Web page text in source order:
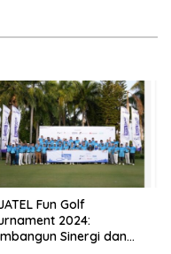
Fun Golf
2024:
Sinergi dan